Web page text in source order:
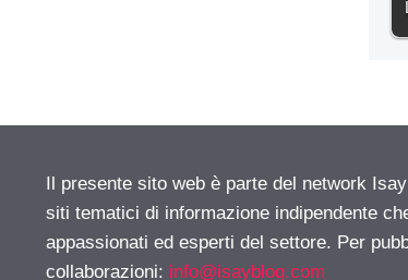
Il presente sito web è parte del network
siti tematici di informazione indipendente
appassionati ed esperti del settore. Per
collaborazioni: info@isayblog.com